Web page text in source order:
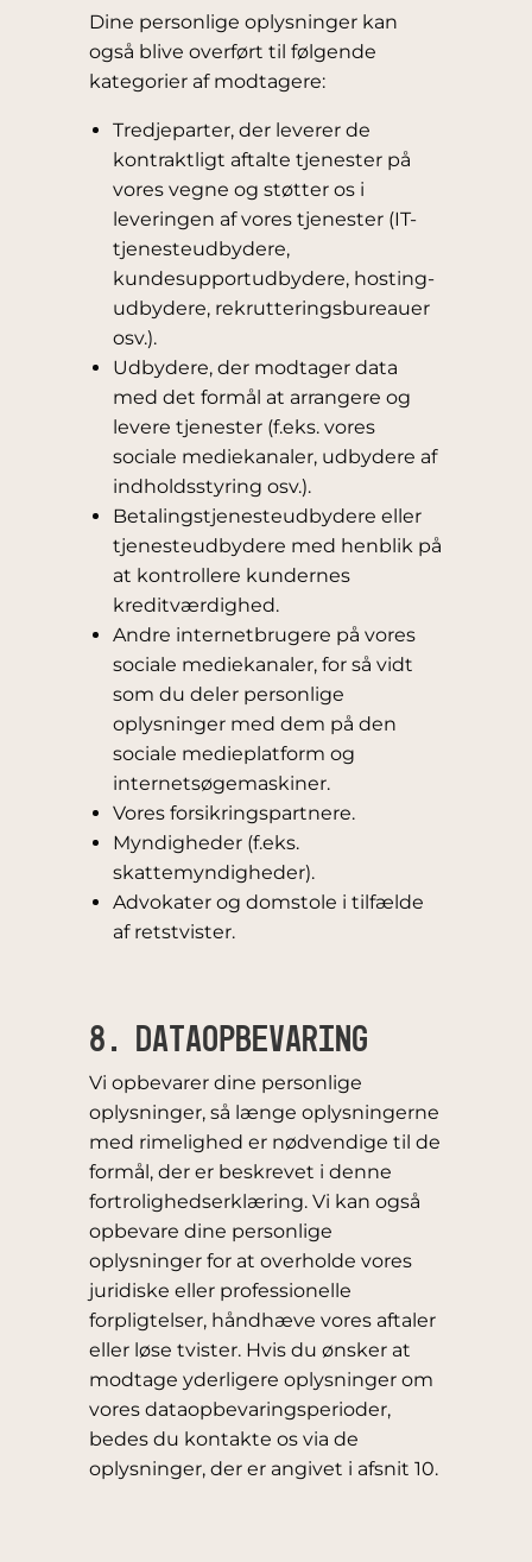
Dine personlige oplysninger kan
også blive overført til følgende
kategorier af modtagere:
Tredjeparter, der leverer de
kontraktligt aftalte tjenester på
vores vegne og støtter os i
leveringen af vores tjenester (IT-
tjenesteudbydere,
kundesupportudbydere, hosting-
udbydere, rekrutteringsbureauer
osv.).
Udbydere, der modtager data
med det formål at arrangere og
levere tjenester (f.eks. vores
sociale mediekanaler, udbydere af
indholdsstyring osv.).
Betalingstjenesteudbydere eller
tjenesteudbydere med henblik på
at kontrollere kundernes
kreditværdighed.
Andre internetbrugere på vores
sociale mediekanaler, for så vidt
som du deler personlige
oplysninger med dem på den
sociale medieplatform og
internetsøgemaskiner.
Vores forsikringspartnere.
Myndigheder (f.eks.
skattemyndigheder).
Advokater og domstole i tilfælde
af retstvister.
8. DATAOPBEVARING
Vi opbevarer dine personlige
oplysninger, så længe oplysningerne
med rimelighed er nødvendige til de
formål, der er beskrevet i denne
fortrolighedserklæring. Vi kan også
opbevare dine personlige
oplysninger for at overholde vores
juridiske eller professionelle
forpligtelser, håndhæve vores aftaler
eller løse tvister. Hvis du ønsker at
modtage yderligere oplysninger om
vores dataopbevaringsperioder,
bedes du kontakte os via de
oplysninger, der er angivet i afsnit 10.